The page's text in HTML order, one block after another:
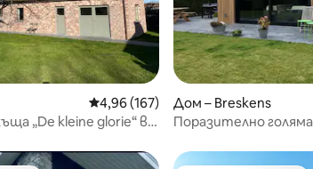
Средна оценка: 4,96 от 5, 167
4,96 (167)
„De kleine glorie“ в
Дом – Breskens
Поразително